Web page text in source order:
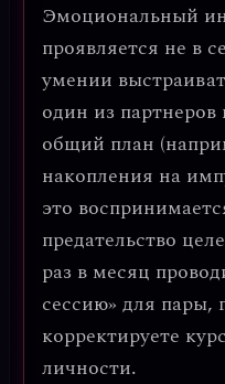
Эмоциональный
проявляется не в
умении
один из партнеров
общий план
накопления на
это
предательство
раз в месяц
сессию» для пары,
корректируете
личности.